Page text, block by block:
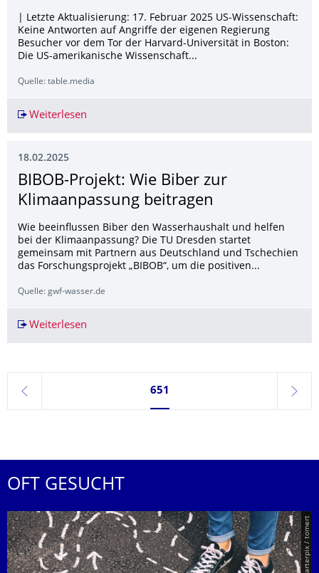
| Letzte Aktualisierung: 17. Februar 2025 US-Wissenschaft:
Keine Antworten auf Angriffe der eigenen Regierung
Besucher vor dem Tor der Harvard-Universität in Boston:
Die US-amerikanische Wissenschaft...
Quelle: table.media
Weiterlesen
18.02.2025
BIBOB-Projekt: Wie Biber zur
Klimaanpassung beitragen
Wie beeinflussen Biber den Wasserhaushalt und helfen
bei der Klimaanpassung? Die TU Dresden startet
gemeinsam mit Partnern aus Deutschland und Tschechien
das Forschungsprojekt „BIBOB“, um die positiven...
Quelle: gwf-wasser.de
Weiterlesen
zurück
Seite 651, aktuell ausgewählt
651
weiter
OFT GESUCHT
© Smarterpix / tomert